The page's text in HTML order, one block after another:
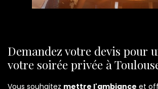
Demandez votre devis pour
votre soirée privée à
Vous souhaitez mettre l'ambiance et